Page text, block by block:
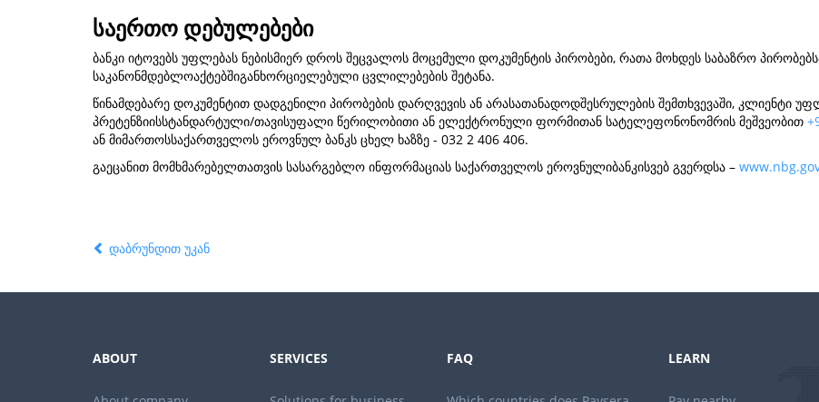
საერთო დებულებები
ბანკი იტოვებს უფლებას ნებისმიერ დროს შეცვალოს მოცემული დოკუმენტის პირობები, რათა მოხდეს საბაზრო
საკანონმდებლოაქტებშიგანხორციელებული ცვლილებების შეტანა.
წინამდებარე დოკუმენტით დადგენილი პირობების დარღვევის ან არასათანადოდშესრულების შემთხვევაში, კლიენტი
პრეტენზიისსტანდარტული/თავისუფალი წერილობითი ან ელექტრონული ფორმითან სატელეფონონომრის მეშვეობით
ან მიმართოსსაქართველოს ეროვნულ ბანკს ცხელ ხაზზე - 032 2 406 406.
გაეცანით მომხმარებელთათვის სასარგებლო ინფორმაციას საქართველოს ეროვნულიბანკისვებ გვერდსა –
დაბრუნდით უკან
ABOUT SERVICES FAQ LEARN